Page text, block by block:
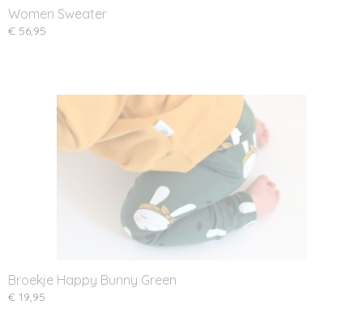
Women Sweater
€ 56,95
Broekje Happy Bunny Green
€ 19,95